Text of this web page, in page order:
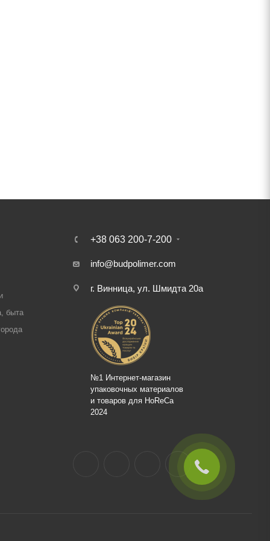
быта
+38 063 200-7-200
info@budpolimer.com
г. Винница, ул. Шмидта 20а
№1 Интернет-магазин
упаковочных материалов
и товаров для HoReCa
2024